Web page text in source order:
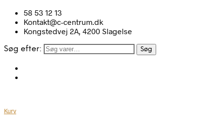
58 53 12 13
Kontakt@c-centrum.dk
Kongstedvej 2A, 4200 Slagelse
Søg efter: Søg
Kurv